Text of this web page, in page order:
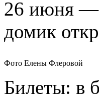
26 июня —
домик
Фото Елены Флеровой
Билеты: в